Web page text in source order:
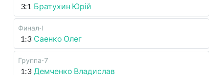
3:1 Братухин Юрій
Финал-I
1:3 Саенко Олег
Группа-7
1:3 Демченко Владислав